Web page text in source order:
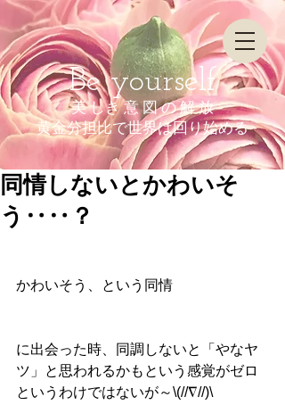
Be yourself
美 しき 意 図 の 解 放
​黄金分担比で世界は回り始める
同情しないとかわいそ
う‥‥？
かわいそう、という同情
に出会った時、同調しないと「やなヤ
ツ」と思われるかもという感覚がゼロ
というわけではないが～\(//∇//)\